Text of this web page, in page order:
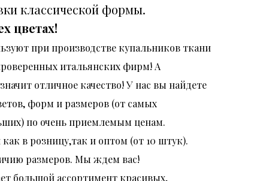
классической формы.
цветах!
при производстве купальников ткани
итальянских фирм! А
отличное качество! У нас вы найдете
форм и размеров (от самых
по очень приемлемым ценам.
в розницу,так и оптом (от 10 штук).
размеров. Мы ждем вас!
большой ассортимент красивых,